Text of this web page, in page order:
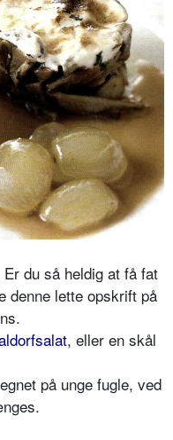
du så heldig at få fat
denne lette opskrift på
, eller en skål
på unge fugle, ved